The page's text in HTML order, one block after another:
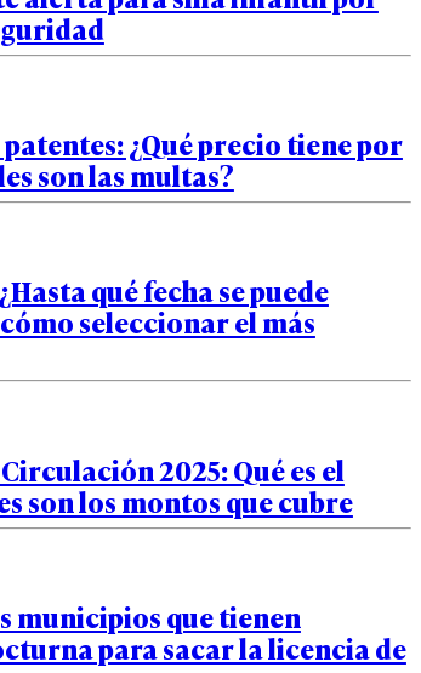
¿Qué precio tiene por
son las multas?
qué fecha se puede
seleccionar el más
2025: Qué es el
son los montos que cubre
municipios que tienen
para sacar la licencia de